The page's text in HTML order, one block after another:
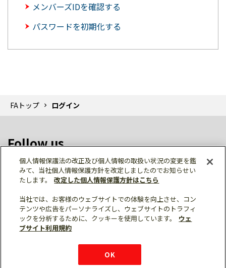
メンバーズIDを確認する
パスワードを初期化する
FAトップ ログイン
Follow us
個人情報保護 利用規約
ご利用にあたって
サイトマップ
三菱電機トップ
個人情報保護法の改正及び個人情報の取扱い状況の変更を鑑
みて、当社個人情報保護方針を改定しましたのでお知らせい
たします。
改定した個人情報保護方針はこちら
当社では、お客様のウェブサイトでの体験を向上させ、コン
テンツや広告をパーソナライズし、ウェブサイトのトラフィ
ックを分析するために、クッキーを使用しています。
ウェ
ブサイト利用規約
OK
チャットサービス